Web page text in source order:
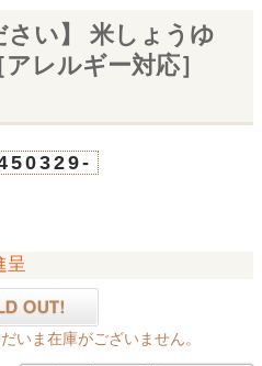
い】 米しょうゆ
レルギー対応］
呈
いま在庫がございません。